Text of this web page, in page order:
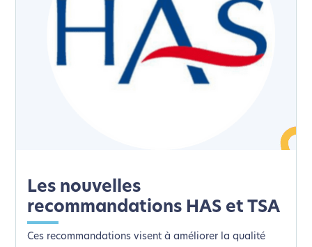
Les nouvelles
recommandations HAS et TSA
Ces recommandations visent à améliorer la qualité